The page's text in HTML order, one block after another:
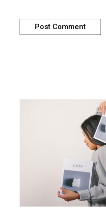
Post Comment